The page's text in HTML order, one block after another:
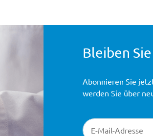
Bleiben
Newsletter-
Abonnieren Sie
werden Sie über